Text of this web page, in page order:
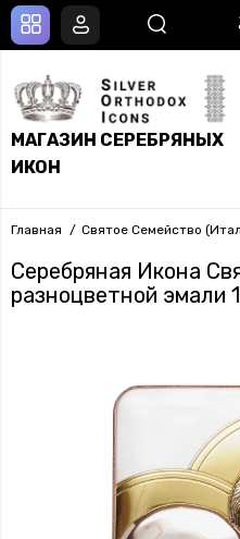
МАГАЗИН СЕРЕБРЯНЫХ
ИКОН
Главная Святое Семейство
Серебряная Икона
разноцветной эмали